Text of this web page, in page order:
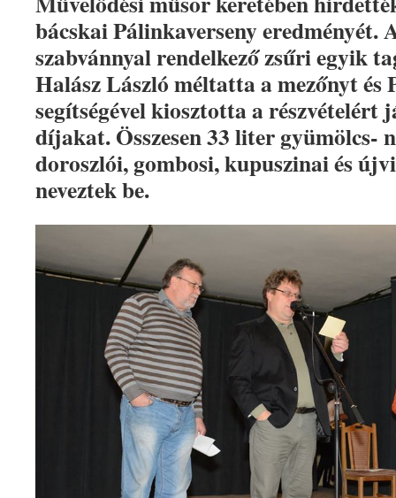
bácskai Pálinkaverseny eredményét.
szabvánnyal rendelkező zsűri egyik
Halász László méltatta a mezőnyt és
segítségével kiosztotta a részvételért
díjakat. Összesen 33 liter gyümölcs-
doroszlói, gombosi, kupuszinai és
neveztek be.